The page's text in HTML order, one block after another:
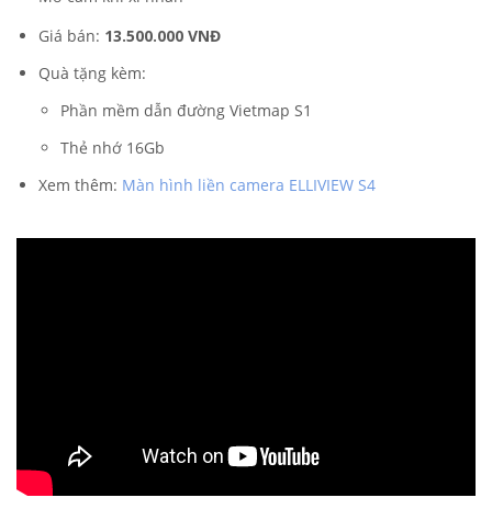
Giá bán: 13.500.000 VNĐ
Quà tặng kèm:
Phần mềm dẫn đường Vietmap S1
Thẻ nhớ 16Gb
Xem thêm: Màn hình liền camera ELLIVIEW S4